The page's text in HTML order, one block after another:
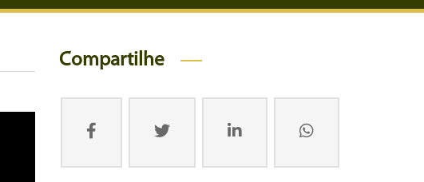
Compartilhe